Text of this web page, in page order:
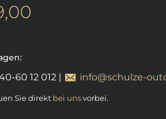
60 12 012 | info@schulze-
Sie direkt bei unsvorbei.